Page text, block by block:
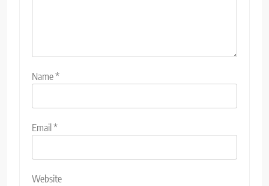
Name*
Email *
Website